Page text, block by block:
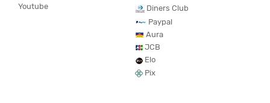
Youtube
Diners Club
Paypal
Aura
JCB
Elo
Pix